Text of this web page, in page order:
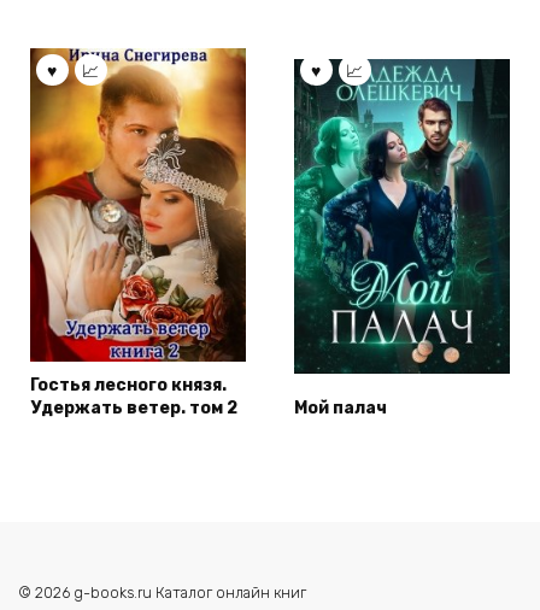
Гостья лесного князя.
Удержать ветер. том 2
Мой палач
© 2026 g-books.ru Каталог онлайн книг